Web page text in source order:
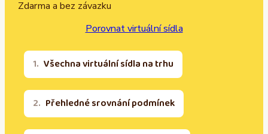
Zdarma a bez závazku
Porovnat virtuální sídla
Všechna virtuální sídla na trhu
Přehledné srovnání podmínek